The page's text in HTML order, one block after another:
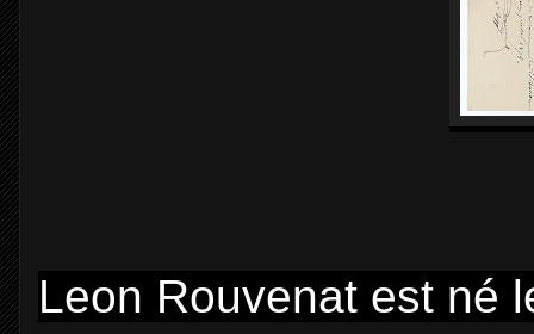
Leon Rouvenat est né